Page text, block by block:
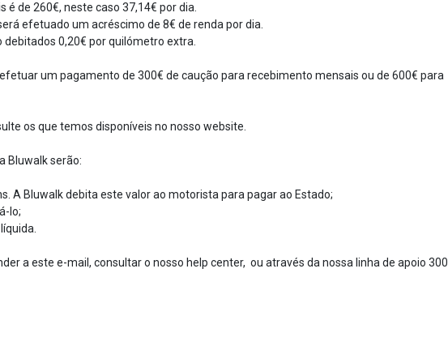
de 260€, neste caso 37,14€ por dia.
efetuado um acréscimo de 8€ de renda por dia.
0,20€ por quilómetro extra.
um pagamento de 300€ de caução para recebimento mensais ou de 600€ para
os que temos disponíveis no nosso website.
Bluwalk serão:
A Bluwalk debita este valor ao motorista para pagar ao Estado;
lo;
a este e-mail, consultar o nosso help center, ou através da nossa linha de apoio 300